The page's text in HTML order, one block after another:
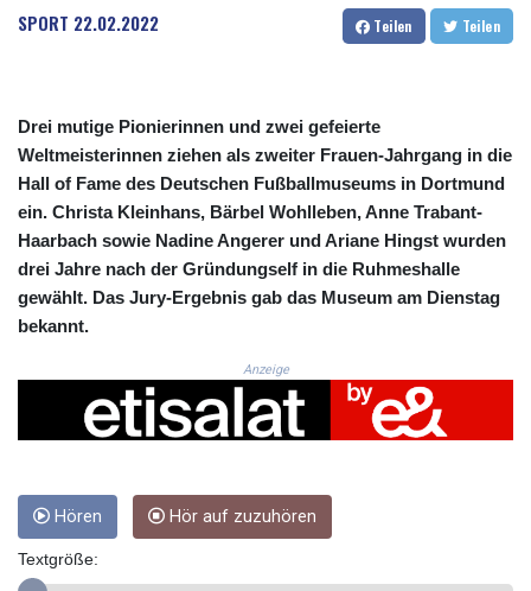
CRC 523.120097
DJF 205.419355
DKK 7.475378
DOP 67.276572
DZD 153.581966
EGP 57.556847
ERN 17.329615
ETB 186.190862
GBP 0.857925
GEL 3.021126
GGP 0.858651
GMD 84.914239
GNF 10132.383874
GYD 241.32223
SPORT 22.02.2022 Teilen Teilen
Drei mutige Pionierinnen und zwei gefeierte
Weltmeisterinnen ziehen als zweiter Frauen-Jahrgang in die
Hall of Fame des Deutschen Fußballmuseums in Dortmund
ein. Christa Kleinhans, Bärbel Wohlleben, Anne Trabant-
Haarbach sowie Nadine Angerer und Ariane Hingst wurden
drei Jahre nach der Gründungself in die Ruhmeshalle
gewählt. Das Jury-Ergebnis gab das Museum am Dienstag
bekannt.
Anzeige
Hören Hör auf zuzuhören
Textgröße: